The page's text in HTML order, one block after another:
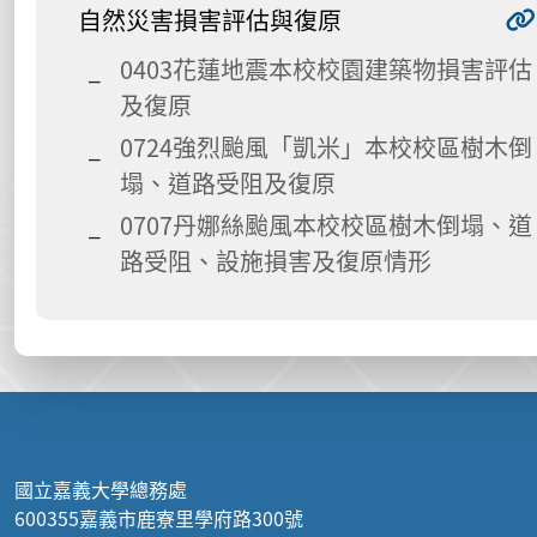
自然災害損害評估與復原
0403花蓮地震本校校園建築物損害評估
及復原
0724強烈颱風「凱米」本校校區樹木倒
塌、道路受阻及復原
0707丹娜絲颱風本校校區樹木倒塌、道
路受阻、設施損害及復原情形
國立嘉義大學總務處
600355嘉義市鹿寮里學府路300號